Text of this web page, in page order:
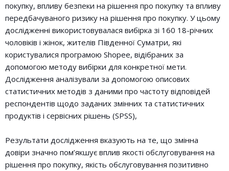
покупку, впливу безпеки на рішення про покупку та впливу
передбачуваного ризику на рішення про покупку. У цьому
дослідженні використовувалася вибірка зі 160 18-річних
чоловіків і жінок, жителів Південної Суматри, які
користувалися програмою Shopee, відібраних за
допомогою методу вибірки для конкретної мети.
Дослідження аналізували за допомогою описових
статистичних методів з даними про частоту відповідей
респондентів щодо заданих змінних та статистичних
продуктів і сервісних рішень (SPSS),
Результати дослідження вказують на те, що змінна
довіри значно пом’якшує вплив якості обслуговування на
рішення про покупку, якість обслуговування позитивно